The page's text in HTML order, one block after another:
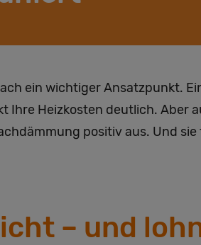
ein wichtiger Ansatzpunkt.
Ihre Heizkosten deutlich. Aber
positiv aus. Und
– und